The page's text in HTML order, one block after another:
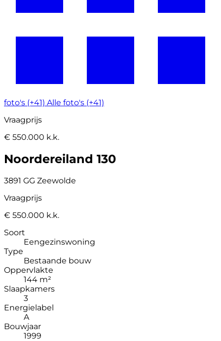
foto's (+41) Alle foto's (+41)
Vraagprijs
€ 550.000 k.k.
Noordereiland 130
3891 GG Zeewolde
Vraagprijs
€ 550.000 k.k.
Soort
Eengezinswoning
Type
Bestaande bouw
Oppervlakte
144 m²
Slaapkamers
3
Energielabel
A
Bouwjaar
1999